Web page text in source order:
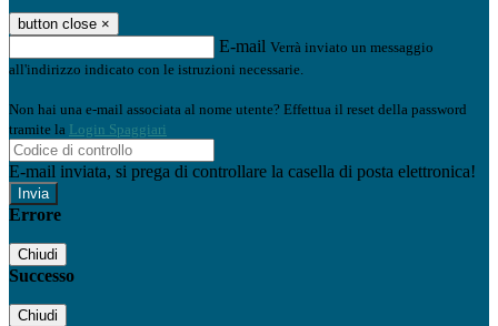
button close ×
E-mail Verrà inviato un messaggio
all'indirizzo indicato con le istruzioni necessarie.
Non hai una e-mail associata al nome utente? Effettua il reset della password
tramite la Login Spaggiari
E-mail inviata, si prega di controllare la casella di posta elettronica!
Errore
Chiudi
Successo
Chiudi